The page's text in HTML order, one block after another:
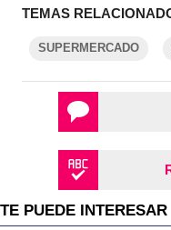
TEMAS
SUPERMERCADO